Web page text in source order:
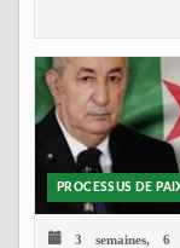
PROCESSUS DE
3 semaines, 6